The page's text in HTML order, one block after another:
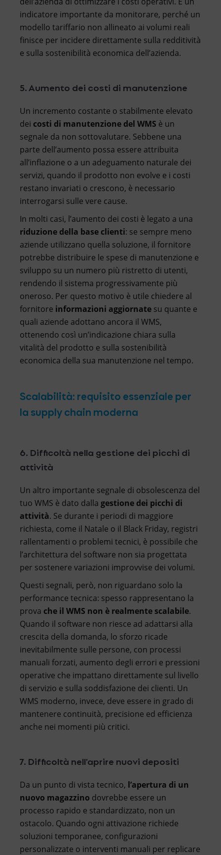
indicatore importante da monitorare, perché un
modello tariffario non allineato ai volumi reali
finisce per incidere direttamente sulla redditività
e sulla sostenibilità economica dell’azienda.
5. Aumento dei costi di manutenzione
Un incremento costante o stabilmente elevato
dei costi di manutenzione del WMS è un
segnale da non sottovalutare. Sebbene una
parte dell’aumento possa essere attribuita
all’inflazione o a un adeguamento naturale dei
servizi, quando il prodotto non evolve e i costi
restano invariati o crescono, è necessario
interrogarsi sulle vere cause.
In molti casi, l’aumento dei costi è legato a una
riduzione della base clienti: se sempre meno
aziende utilizzano quella soluzione, il fornitore
potrebbe distribuire le spese di manutenzione e
sviluppo su un numero più ristretto di utenti,
rendendo il sistema progressivamente più
oneroso. Per questo motivo è utile chiedere al
fornitore informazioni aggiornate su quante e
quali aziende adottano ancora il WMS,
ottenendo così un’indicazione chiara sulla
vitalità del prodotto e sulla sostenibilità
economica della sua manutenzione nel tempo.
Scalabilità: requisito essenziale per
la supply chain moderna
6. Difficoltà nella gestione dei picchi di
attività
Un altro importante segnale di obsolescenza del
tuo WMS è dato dalla gestione dei picchi di
attività. Se durante i periodi di maggiore
richiesta, come il Natale o il Black Friday, registri
rallentamenti o problemi tecnici, è possibile che
l’architettura del software non sia progettata
per sostenere variazioni improvvise dei volumi.
Questi segnali, però, non riguardano solo la
performance tecnica: spesso rappresentano la
prova che il WMS non è realmente scalabile.
Quando il software non riesce ad adattarsi alla
crescita della domanda, lo sforzo ricade
inevitabilmente sulle persone, con processi
manuali forzati, aumento degli errori e pressioni
operative che impattano direttamente sul livello
di servizio e sulla soddisfazione dei clienti. Un
WMS moderno, invece, deve essere in grado di
mantenere continuità, precisione ed efficienza
anche nei momenti più critici.
7. Difficoltà nell’aprire nuovi depositi
Da un punto di vista tecnico, l’apertura di un
nuovo magazzino dovrebbe essere un
processo rapido e standardizzato, non un
ostacolo. Quando ogni attivazione richiede
soluzioni temporanee, configurazioni
personalizzate o interventi manuali per replicare